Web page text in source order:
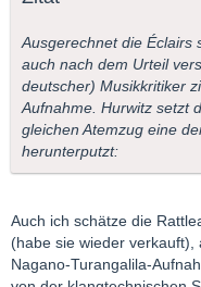
Ausgerechnet die Éclairs
auch nach dem Urteil
deutscher) Musikkritiker
Aufnahme. Hurwitz setzt
gleichen Atemzug eine
herunterputzt:
Auch ich schätze die
(habe sie wieder
Nagano-Turangalila-